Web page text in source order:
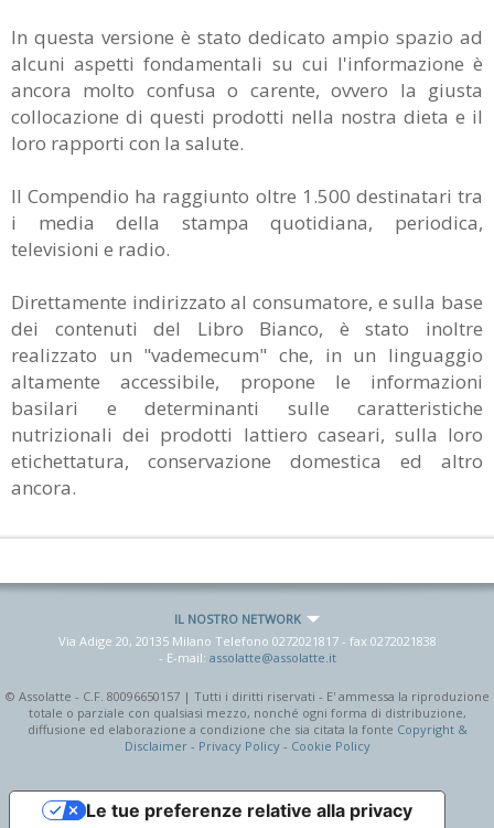
In questa versione è stato dedicato ampio spazio ad
alcuni aspetti fondamentali su cui l'informazione è
ancora molto confusa o carente, ovvero la giusta
collocazione di questi prodotti nella nostra dieta e il
loro rapporti con la salute.
Il Compendio ha raggiunto oltre 1.500 destinatari tra
i media della stampa quotidiana, periodica,
televisioni e radio.
Direttamente indirizzato al consumatore, e sulla base
dei contenuti del Libro Bianco, è stato inoltre
realizzato un "vademecum" che, in un linguaggio
altamente accessibile, propone le informazioni
basilari e determinanti sulle caratteristiche
nutrizionali dei prodotti lattiero caseari, sulla loro
etichettatura, conservazione domestica ed altro
ancora.
IL NOSTRO NETWORK
Via Adige 20, 20135 Milano Telefono 0272021817- fax 0272021838
- E-mail: assolatte@assolatte.it
© Assolatte - C.F. 80096650157 | Tutti i diritti riservati - E' ammessa la riproduzione
totale o parziale con qualsiasi mezzo, nonché ogni forma di distribuzione,
diffusione ed elaborazione a condizione che sia citata la fonte Copyright &
Disclaimer- Privacy Policy- Cookie Policy
Le tue preferenze relative alla privacy